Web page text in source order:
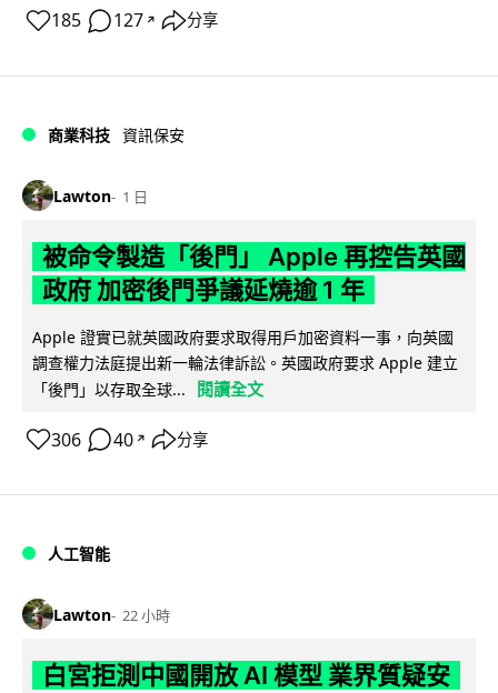
185 127 ↗ 分享
商業科技 資訊保安
Lawton 1 日
被命令製造「後門」 Apple 再控告英國
政府 加密後門爭議延燒逾 1 年
Apple 證實已就英國政府要求取得用戶加密資料一事，向英國
調查權力法庭提出新一輪法律訴訟。英國政府要求 Apple 建立
「後門」以存取全球...
閱讀全文
306 40 ↗ 分享
人工智能
Lawton 22 小時
白宮拒測中國開放 AI 模型 業界質疑安